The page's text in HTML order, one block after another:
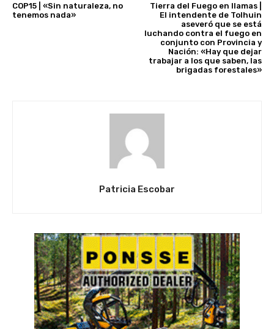
COP15 | «Sin naturaleza, no
tenemos nada»
Tierra del Fuego en llamas |
El intendente de Tolhuin
aseveró que se está
luchando contra el fuego en
conjunto con Provincia y
Nación: «Hay que dejar
trabajar a los que saben, las
brigadas forestales»
Patricia Escobar